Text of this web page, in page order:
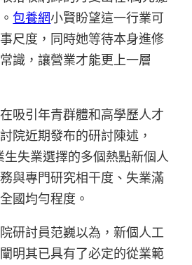
包養網小賢盼望這一行業可
尺度，同時她等待本身進修
識，讓營業才能更上一層
吸引年青群體和高學歷人才
院近期發布的研討陳述，
失業選擇的多個熱點新個人
與專門研究相干度、失業滿
國均勻程度。
研討員范巍以為，新個人工
明其已具有了必定的從業範